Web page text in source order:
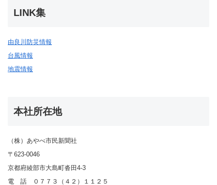
LINK集
由良川防災情報
台風情報
地震情報
本社所在地
（株）あやべ市民新聞社
〒623-0046
京都府綾部市大島町沓田4-3
電 話 ０７７３（４２）１１２５